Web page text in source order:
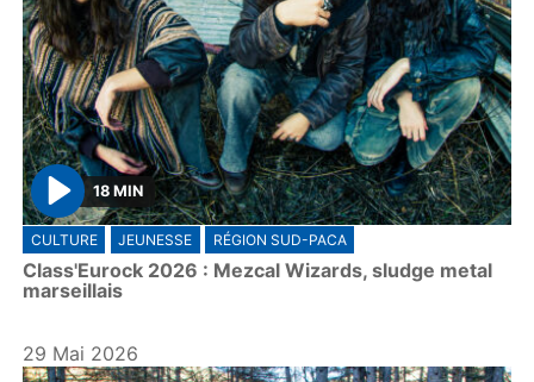
P
l
a
y
18 MIN
CULTURE JEUNESSE RÉGION SUD-PACA
Class'Eurock 2026 : Mezcal Wizards, sludge metal
marseillais
29 Mai 2026